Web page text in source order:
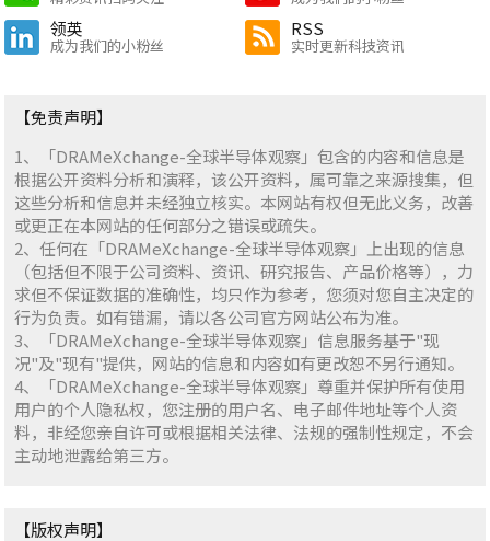
领英
成为我们的小粉丝
RSS
实时更新科技资讯
【免责声明】
1、「DRAMeXchange-全球半导体观察」包含的内容和信息是
根据公开资料分析和演释，该公开资料，属可靠之来源搜集，但
这些分析和信息并未经独立核实。本网站有权但无此义务，改善
或更正在本网站的任何部分之错误或疏失。
2、任何在「DRAMeXchange-全球半导体观察」上出现的信息
（包括但不限于公司资料、资讯、研究报告、产品价格等），力
求但不保证数据的准确性，均只作为参考，您须对您自主决定的
行为负责。如有错漏，请以各公司官方网站公布为准。
3、「DRAMeXchange-全球半导体观察」信息服务基于"现
况"及"现有"提供，网站的信息和内容如有更改恕不另行通知。
4、「DRAMeXchange-全球半导体观察」尊重并保护所有使用
用户的个人隐私权，您注册的用户名、电子邮件地址等个人资
料，非经您亲自许可或根据相关法律、法规的强制性规定，不会
主动地泄露给第三方。
【版权声明】